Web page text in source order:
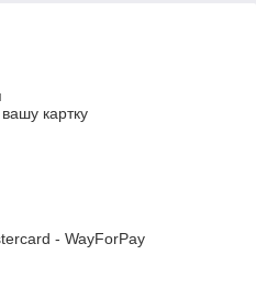
картку
- WayForPay